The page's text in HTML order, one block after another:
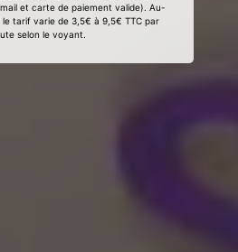
et carte de paiement valide). Au-
le tarif varie de 3,5€ à 9,5€ TTC par
selon le voyant.